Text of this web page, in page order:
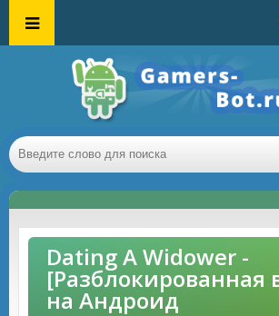
Dating A Widower -
[Разблокированная
на Андроид